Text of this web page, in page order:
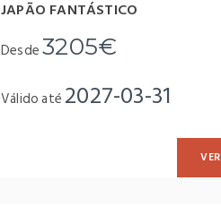
JAPÃO FANTÁSTICO
Desde3205€
Válido até 2027-03-31
VER